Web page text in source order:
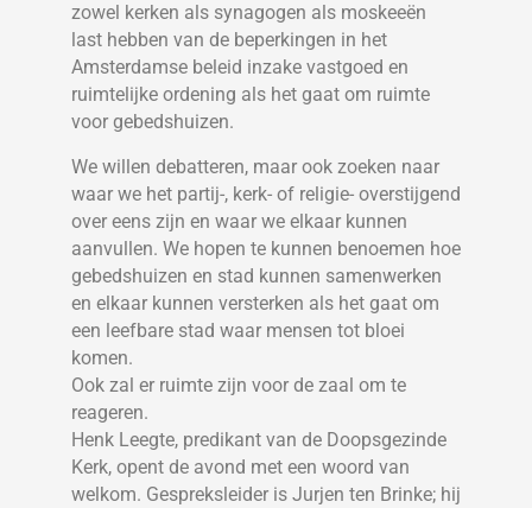
zowel kerken als synagogen als moskeeën
last hebben van de beperkingen in het
Amsterdamse beleid inzake vastgoed en
ruimtelijke ordening als het gaat om ruimte
voor gebedshuizen.
We willen debatteren, maar ook zoeken naar
waar we het partij-, kerk- of religie- overstijgend
over eens zijn en waar we elkaar kunnen
aanvullen. We hopen te kunnen benoemen hoe
gebedshuizen en stad kunnen samenwerken
en elkaar kunnen versterken als het gaat om
een leefbare stad waar mensen tot bloei
komen.
Ook zal er ruimte zijn voor de zaal om te
reageren.
Henk Leegte, predikant van de Doopsgezinde
Kerk, opent de avond met een woord van
welkom. Gespreksleider is Jurjen ten Brinke; hij